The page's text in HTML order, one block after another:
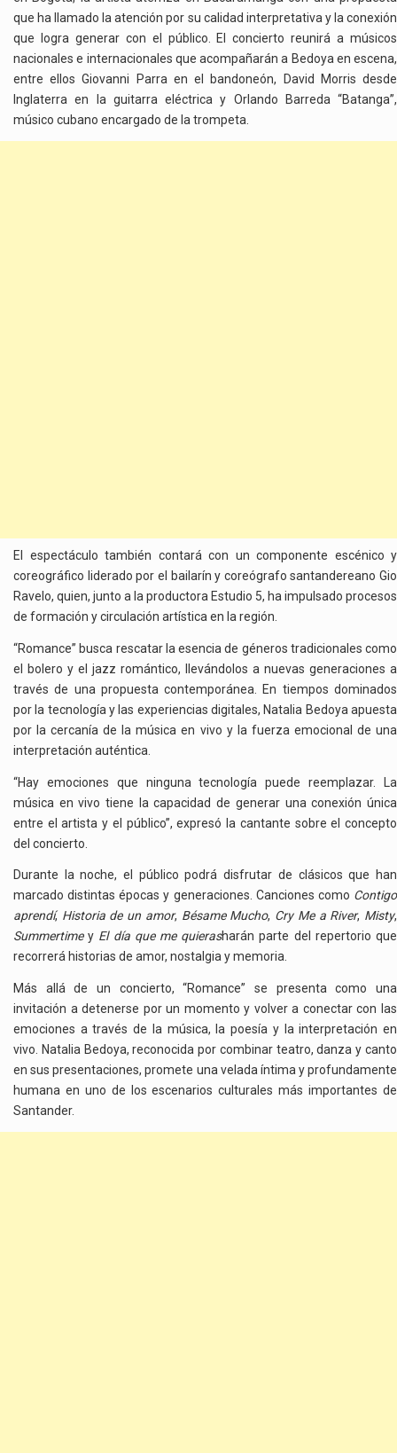
que ha llamado la atención por su calidad interpretativa y la conexión
que logra generar con el público. El concierto reunirá a músicos
nacionales e internacionales que acompañarán a Bedoya en escena,
entre ellos Giovanni Parra en el bandoneón, David Morris desde
Inglaterra en la guitarra eléctrica y Orlando Barreda “Batanga”,
músico cubano encargado de la trompeta.
El espectáculo también contará con un componente escénico y
coreográfico liderado por el bailarín y coreógrafo santandereano Gio
Ravelo, quien, junto a la productora Estudio 5, ha impulsado procesos
de formación y circulación artística en la región.
“Romance” busca rescatar la esencia de géneros tradicionales como
el bolero y el jazz romántico, llevándolos a nuevas generaciones a
través de una propuesta contemporánea. En tiempos dominados
por la tecnología y las experiencias digitales, Natalia Bedoya apuesta
por la cercanía de la música en vivo y la fuerza emocional de una
interpretación auténtica.
“Hay emociones que ninguna tecnología puede reemplazar. La
música en vivo tiene la capacidad de generar una conexión única
entre el artista y el público”, expresó la cantante sobre el concepto
del concierto.
Durante la noche, el público podrá disfrutar de clásicos que han
marcado distintas épocas y generaciones. Canciones como Contigo
aprendí, Historia de un amor, Bésame Mucho, Cry Me a River, Misty,
Summertimey El día que me quierasharán parte del repertorio que
recorrerá historias de amor, nostalgia y memoria.
Más allá de un concierto, “Romance” se presenta como una
invitación a detenerse por un momento y volver a conectar con las
emociones a través de la música, la poesía y la interpretación en
vivo. Natalia Bedoya, reconocida por combinar teatro, danza y canto
en sus presentaciones, promete una velada íntima y profundamente
humana en uno de los escenarios culturales más importantes de
Santander.